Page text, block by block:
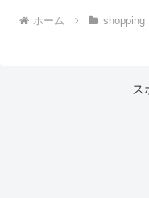
ホーム shopping
ス